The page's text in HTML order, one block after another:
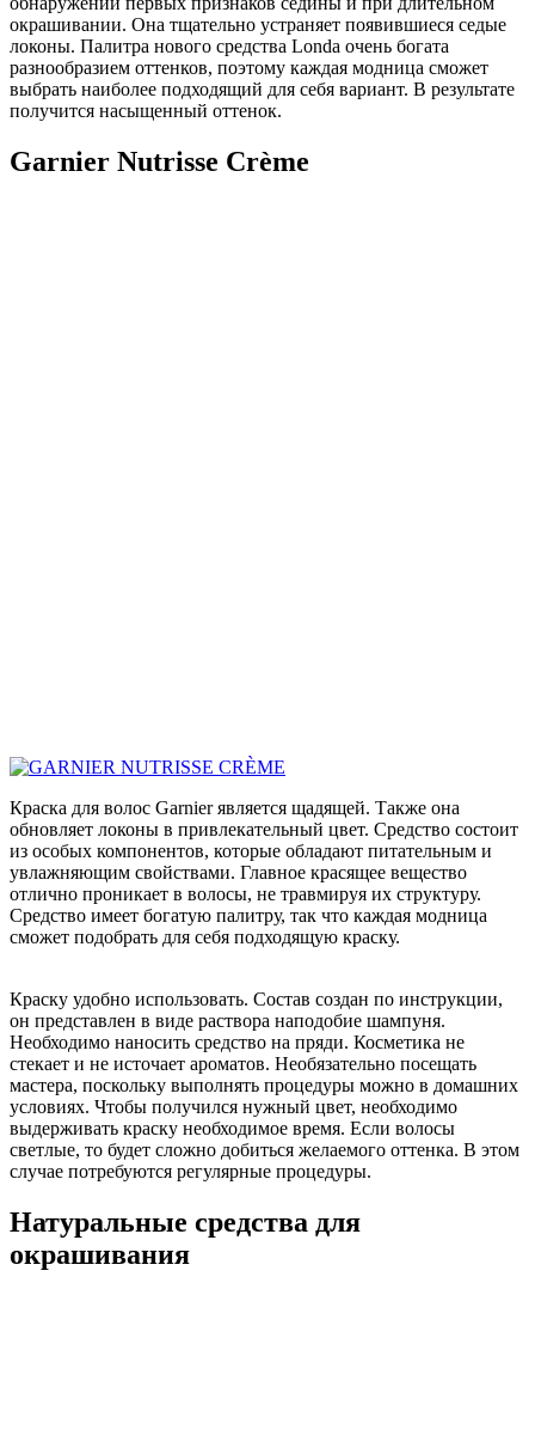
окрашивании. Она тщательно устраняет появившиеся седые
локоны. Палитра нового средства Londa очень богата
разнообразием оттенков, поэтому каждая модница сможет
выбрать наиболее подходящий для себя вариант. В результате
получится насыщенный оттенок.
Garnier Nutrisse Crème
Краска для волос Garnier является щадящей. Также она
обновляет локоны в привлекательный цвет. Средство состоит
из особых компонентов, которые обладают питательным и
увлажняющим свойствами. Главное красящее вещество
отлично проникает в волосы, не травмируя их структуру.
Средство имеет богатую палитру, так что каждая модница
сможет подобрать для себя подходящую краску.
Краску удобно использовать. Состав создан по инструкции,
он представлен в виде раствора наподобие шампуня.
Необходимо наносить средство на пряди. Косметика не
стекает и не источает ароматов. Необязательно посещать
мастера, поскольку выполнять процедуры можно в домашних
условиях. Чтобы получился нужный цвет, необходимо
выдерживать краску необходимое время. Если волосы
светлые, то будет сложно добиться желаемого оттенка. В этом
случае потребуются регулярные процедуры.
Натуральные средства для
окрашивания